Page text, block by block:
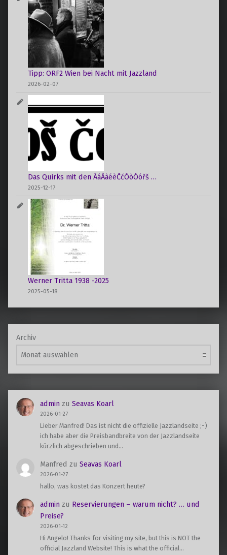
Tipp: ORF2 Wien bei Nacht mit Jazzland
2026-02-07
Das Quirks mit den ÁáÀàéèČćÒòÓóřš …
2025-12-17
Werner Tritta 1938 -2025
2025-05-18
Archiv
admin zuSeavas Koarl
2026-01-27
Lieber Manfred! Das ist nicht die offizielle Jazzlandseite ;-)
ich habe aber die Preisbandbreite von der Jazzlandseite
kürzlich abgeschrieben und…
Manfred zuSeavas Koarl
2026-01-27
hallo, was kostet das Konzert heute?
admin zu Reservierungen – warum nicht? … und
Preise?
2026-01-12
Hi Angelo! Thanks for visiting my site, but this is NOT the
official Jazzland Website! This is what the official…